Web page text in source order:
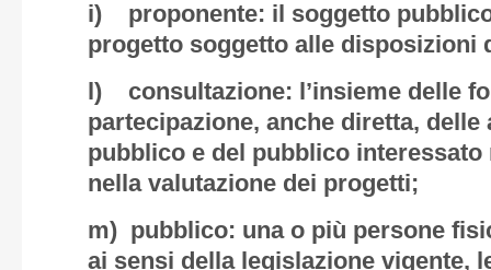
i) proponente: il soggetto
progetto soggetto alle disposizioni
l) consultazione: l’insieme delle
partecipazione, anche diretta,
pubblico e del pubblico
nella valutazione dei progetti;
m) pubblico: una o più persone
ai sensi della legislazione vigente,